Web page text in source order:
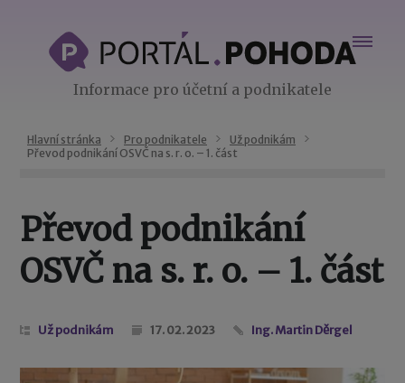
Informace pro účetní a podnikatele
Hlavní stránka Pro podnikatele
Už podnikám
Převod podnikání OSVČ na s. r. o. – 1. část
Převod podnikání
OSVČ na s. r. o. – 1. část
Už podnikám 17. 02. 2023 Ing. Martin Děrgel